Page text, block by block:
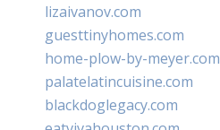
lizaivanov.com
guesttinyhomes.com
home-plow-by-meyer.com
palatelatincuisine.com
blackdoglegacy.com